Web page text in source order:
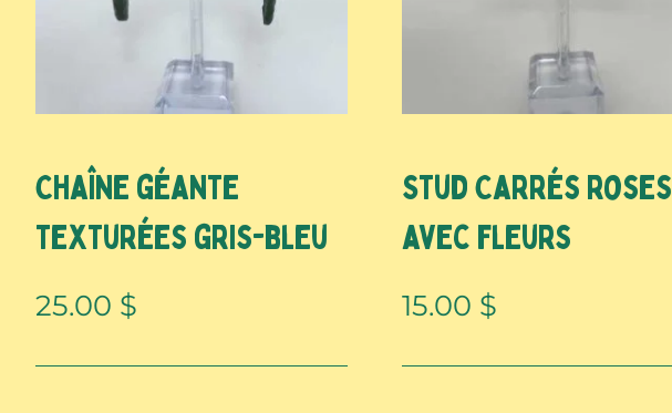
Chaîne géante
texturées gris-bleu
25.00 $
Stud Carrés roses
avec fleurs
15.00 $